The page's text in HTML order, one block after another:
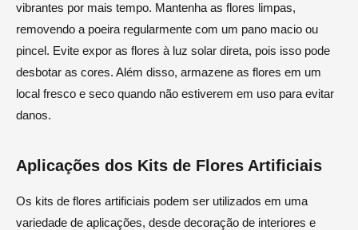
vibrantes por mais tempo. Mantenha as flores limpas,
removendo a poeira regularmente com um pano macio ou
pincel. Evite expor as flores à luz solar direta, pois isso pode
desbotar as cores. Além disso, armazene as flores em um
local fresco e seco quando não estiverem em uso para evitar
danos.
Aplicações dos Kits de Flores Artificiais
Os kits de flores artificiais podem ser utilizados em uma
variedade de aplicações, desde decoração de interiores e